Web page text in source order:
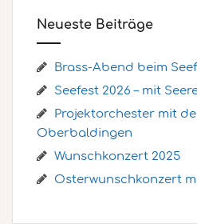
Neueste Beiträge
Brass-Abend beim
Seefest 2026 – mit
Projektorchester mit
Oberbaldingen
Wunschkonzert 2025
Osterwunschkonzert